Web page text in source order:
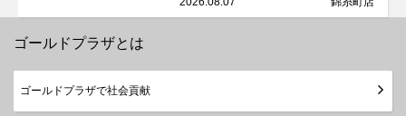
ゴールドプラザとは
ゴールドプラザで社会貢献